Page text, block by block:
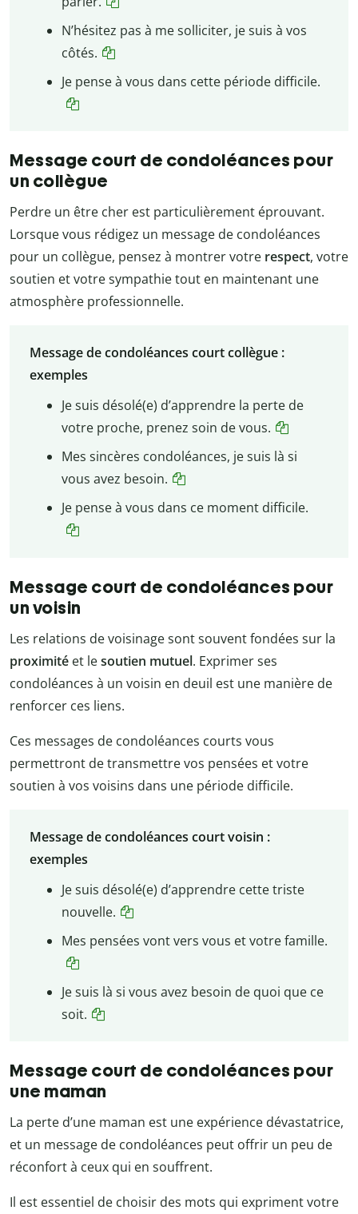
N’hésitez pas à me solliciter, je suis à vos
côtés.
Je pense à vous dans cette période difficile.
Message court de condoléances pour
un collègue
Perdre un être cher est particulièrement éprouvant.
Lorsque vous rédigez un message de condoléances
pour un collègue, pensez à montrer votre respect, votre
soutien et votre sympathie tout en maintenant une
atmosphère professionnelle.
Message de condoléances court collègue :
exemples
Je suis désolé(e) d’apprendre la perte de
votre proche, prenez soin de vous.
Mes sincères condoléances, je suis là si
vous avez besoin.
Je pense à vous dans ce moment difficile.
Message court de condoléances pour
un voisin
Les relations de voisinage sont souvent fondées sur la
proximité et lesoutien mutuel. Exprimer ses
condoléances à un voisin en deuil est une manière de
renforcer ces liens.
Ces messages de condoléances courts vous
permettront de transmettre vos pensées et votre
soutien à vos voisins dans une période difficile.
Message de condoléances court voisin :
exemples
Je suis désolé(e) d’apprendre cette triste
nouvelle.
Mes pensées vont vers vous et votre famille.
Je suis là si vous avez besoin de quoi que ce
soit.
Message court de condoléances pour
une maman
La perte d’une maman est une expérience dévastatrice,
et un message de condoléances peut offrir un peu de
réconfort à ceux qui en souffrent.
Il est essentiel de choisir des mots qui expriment votre